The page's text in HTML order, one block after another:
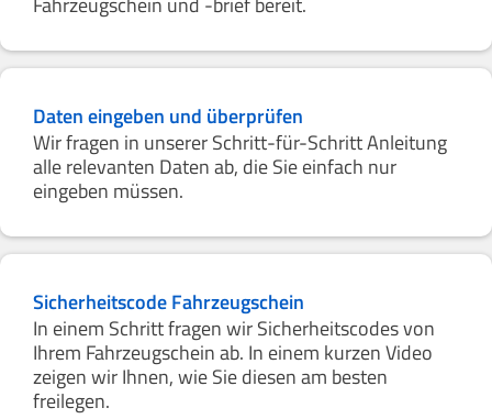
Daten eingeben und überprüfen
Wir fragen in unserer Schritt-für-Schritt Anleitung
alle relevanten Daten ab, die Sie einfach nur
eingeben müssen.
Sicherheitscode Fahrzeugschein
In einem Schritt fragen wir Sicherheitscodes von
Ihrem Fahrzeugschein ab. In einem kurzen Video
zeigen wir Ihnen, wie Sie diesen am besten
freilegen.